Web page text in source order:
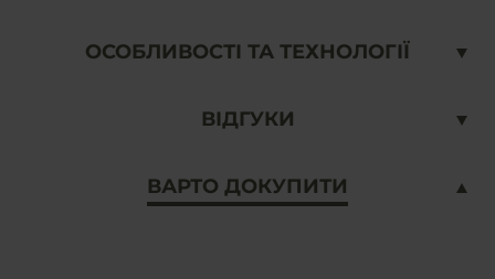
ОСОБЛИВОСТІ ТА ТЕХНОЛОГІЇ
ВІДГУКИ
ВАРТО ДОКУПИТИ